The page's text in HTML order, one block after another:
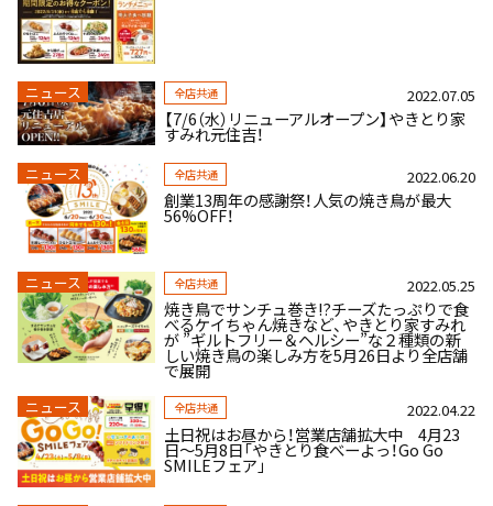
ニュース 全店共通 2022.07.05
【7/6（水）リニューアルオープン】やきとり家
すみれ元住吉！
ニュース 全店共通 2022.06.20
創業13周年の感謝祭！人気の焼き鳥が最大
56%OFF！
ニュース 全店共通 2022.05.25
焼き鳥でサンチュ巻き!?チーズたっぷりで食
べるケイちゃん焼きなど、やきとり家すみれ
が ”ギルトフリー＆ヘルシー”な２種類の新
しい焼き鳥の楽しみ方を5月26日より全店舗
で展開
ニュース 全店共通 2022.04.22
土日祝はお昼から！営業店舗拡大中 4月23
日～5月8日「やきとり食べーよっ！Go Go
SMILEフェア」